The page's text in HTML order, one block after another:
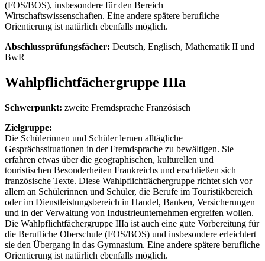
(FOS/BOS), insbesondere für den Bereich
Wirtschaftswissenschaften. Eine andere spätere berufliche
Orientierung ist natürlich ebenfalls möglich.
Abschlussprüfungsfächer: Deutsch, Englisch, Mathematik II und
BwR
Wahlpflichtfächergruppe IIIa
Schwerpunkt: zweite Fremdsprache Französisch
Zielgruppe:
Die Schülerinnen und Schüler lernen alltägliche
Gesprächssituationen in der Fremdsprache zu bewältigen. Sie
erfahren etwas über die geographischen, kulturellen und
touristischen Besonderheiten Frankreichs und erschließen sich
französische Texte. Diese Wahlpflichtfächergruppe richtet sich vor
allem an Schülerinnen und Schüler, die Berufe im Touristikbereich
oder im Dienstleistungsbereich in Handel, Banken, Versicherungen
und in der Verwaltung von Industrieunternehmen ergreifen wollen.
Die Wahlpflichtfächergruppe IIIa ist auch eine gute Vorbereitung für
die Berufliche Oberschule (FOS/BOS) und insbesondere erleichtert
sie den Übergang in das Gymnasium. Eine andere spätere berufliche
Orientierung ist natürlich ebenfalls möglich.